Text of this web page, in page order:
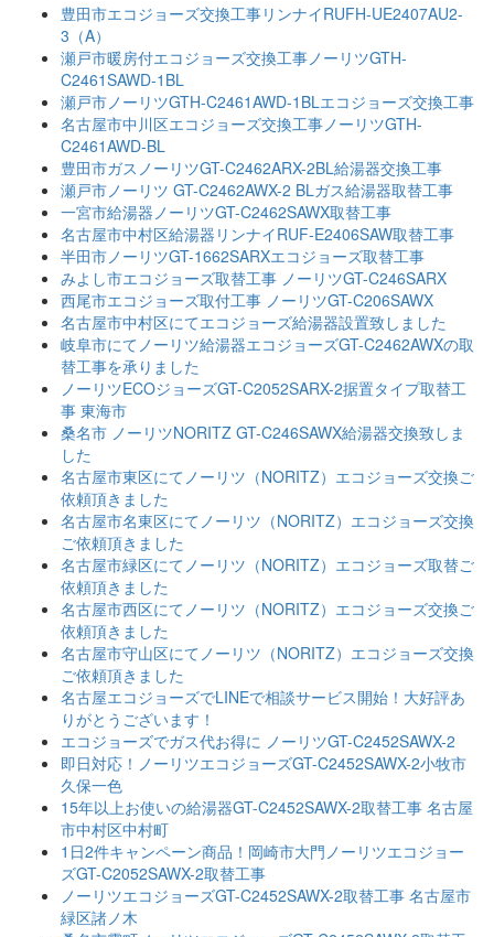
豊田市エコジョーズ交換工事リンナイRUFH-UE2407AU2-
3（A）
瀬戸市暖房付エコジョーズ交換工事ノーリツGTH-
C2461SAWD-1BL
瀬戸市ノーリツGTH-C2461AWD-1BLエコジョーズ交換工事
名古屋市中川区エコジョーズ交換工事ノーリツGTH-
C2461AWD-BL
豊田市ガスノーリツGT-C2462ARX-2BL給湯器交換工事
瀬戸市ノーリツ GT-C2462AWX-2 BLガス給湯器取替工事
一宮市給湯器ノーリツGT-C2462SAWX取替工事
名古屋市中村区給湯器リンナイRUF-E2406SAW取替工事
半田市ノーリツGT-1662SARXエコジョーズ取替工事
みよし市エコジョーズ取替工事 ノーリツGT-C246SARX
西尾市エコジョーズ取付工事 ノーリツGT-C206SAWX
名古屋市中村区にてエコジョーズ給湯器設置致しました
岐阜市にてノーリツ給湯器エコジョーズGT-C2462AWXの取
替工事を承りました
ノーリツECOジョーズGT-C2052SARX-2据置タイプ取替工
事 東海市
桑名市 ノーリツNORITZ GT-C246SAWX給湯器交換致しま
した
名古屋市東区にてノーリツ（NORITZ）エコジョーズ交換ご
依頼頂きました
名古屋市名東区にてノーリツ（NORITZ）エコジョーズ交換
ご依頼頂きました
名古屋市緑区にてノーリツ（NORITZ）エコジョーズ取替ご
依頼頂きました
名古屋市西区にてノーリツ（NORITZ）エコジョーズ交換ご
依頼頂きました
名古屋市守山区にてノーリツ（NORITZ）エコジョーズ交換
ご依頼頂きました
名古屋エコジョーズでLINEで相談サービス開始！大好評あ
りがとうございます！
エコジョーズでガス代お得に ノーリツGT-C2452SAWX-2
即日対応！ノーリツエコジョーズGT-C2452SAWX-2小牧市
久保一色
15年以上お使いの給湯器GT-C2452SAWX-2取替工事 名古屋
市中村区中村町
1日2件キャンペーン商品！岡崎市大門ノーリツエコジョー
ズGT-C2052SAWX-2取替工事
ノーリツエコジョーズGT-C2452SAWX-2取替工事 名古屋市
緑区諸ノ木